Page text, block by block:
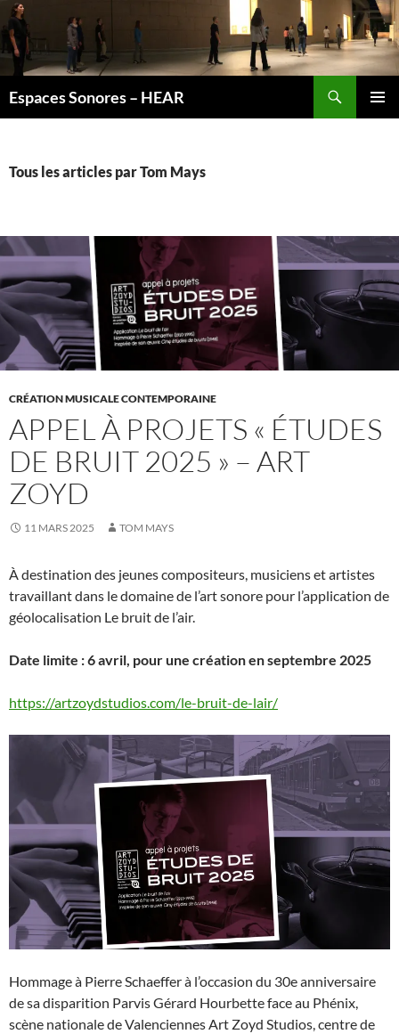
Espaces Sonores – HEAR
Tous les articles par Tom Mays
CRÉATION MUSICALE CONTEMPORAINE
APPEL À PROJETS « ÉTUDES
DE BRUIT 2025 » – ART
ZOYD
11 MARS 2025 TOM MAYS
À destination des jeunes compositeurs, musiciens et artistes
travaillant dans le domaine de l’art sonore pour l’application de
géolocalisation Le bruit de l’air.
Date limite : 6 avril, pour une création en septembre 2025
https://artzoydstudios.com/le-bruit-de-lair/
Hommage à Pierre Schaeffer à l’occasion du 30e anniversaire
de sa disparition Parvis Gérard Hourbette face au Phénix,
scène nationale de Valenciennes Art Zoyd Studios, centre de